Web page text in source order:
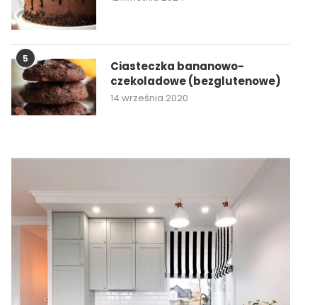
5
Ciasteczka bananowo-
czekoladowe (bezglutenowe)
14 września 2020